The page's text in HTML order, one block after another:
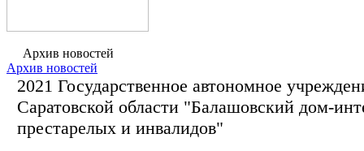
Архив новостей
Архив новостей
2021 Государственное автономное
Саратовской области "Балашовский дом-
престарелых и инвалидов"